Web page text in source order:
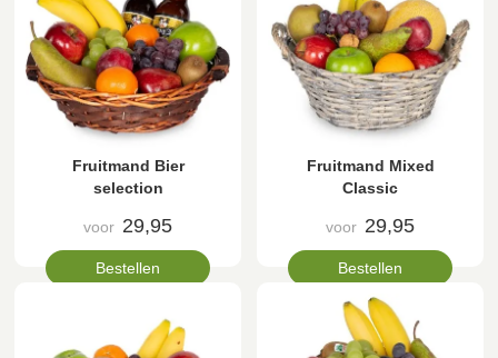
Fruitmand Bier
selection
voor 29,95
Bestellen
Fruitmand Mixed
Classic
voor 29,95
Bestellen